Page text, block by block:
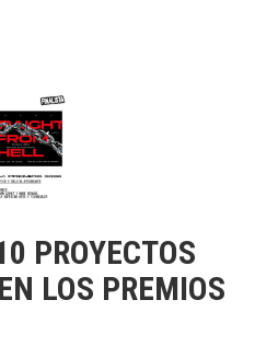
PROYECTOS
LOS PREMIOS